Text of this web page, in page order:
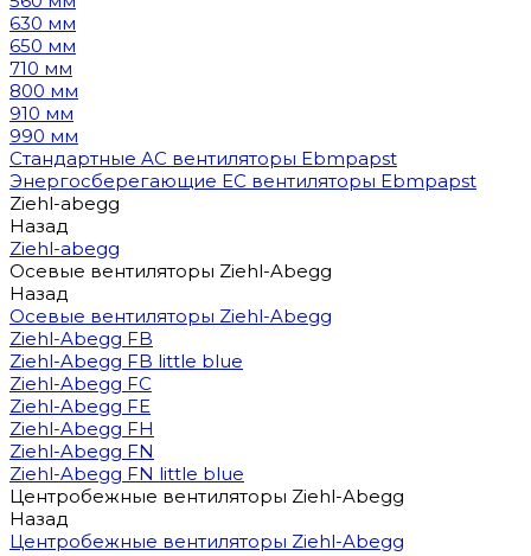
630 мм
650 мм
710 мм
800 мм
910 мм
990 мм
Стандартные AC вентиляторы Ebmpapst
Энергосберегающие EC вентиляторы Ebmpapst
Ziehl-abegg
Назад
Ziehl-abegg
Осевые вентиляторы Ziehl-Abegg
Назад
Осевые вентиляторы Ziehl-Abegg
Ziehl-Abegg FB
Ziehl-Abegg FB little blue
Ziehl-Abegg FC
Ziehl-Abegg FE
Ziehl-Abegg FH
Ziehl-Abegg FN
Ziehl-Abegg FN little blue
Центробежные вентиляторы Ziehl-Abegg
Назад
Центробежные вентиляторы Ziehl-Abegg